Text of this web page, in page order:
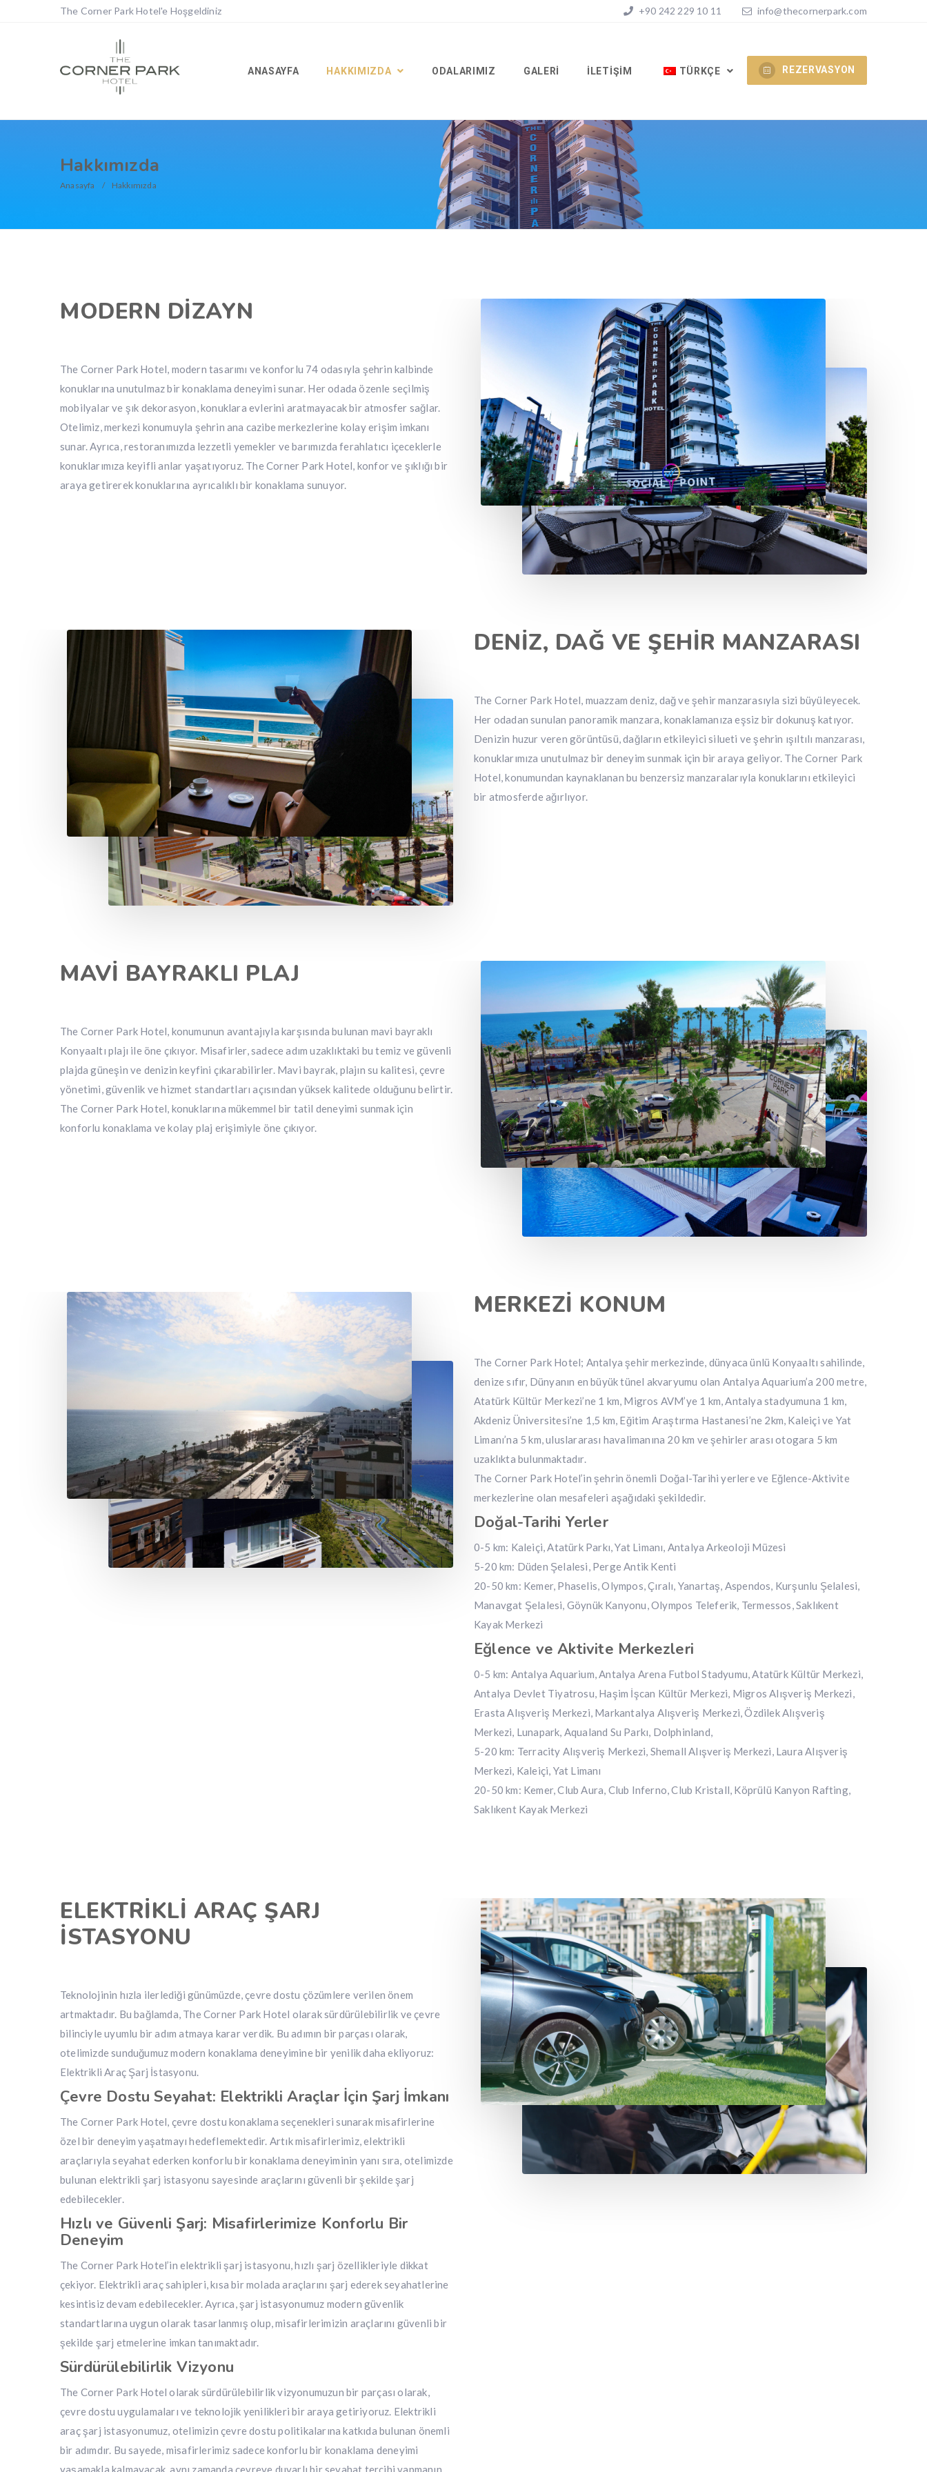
The Corner Park Hotel'e Hoşgeldiniz +90 242 229 10 11 info@thecornerpark.com
ANASAYFA HAKKIMIZDA ODALARIMIZ GALERI İLETIŞIM TÜRKÇE REZERVASYON
Hakkımızda
Anasayfa Hakkımızda
MODERN DİZAYN
The Corner Park Hotel, modern tasarımı ve konforlu 74 odasıyla şehrin kalbinde
konuklarına unutulmaz bir konaklama deneyimi sunar. Her odada özenle seçilmiş
mobilyalar ve şık dekorasyon, konuklara evlerini aratmayacak bir atmosfer sağlar.
Otelimiz, merkezi konumuyla şehrin ana cazibe merkezlerine kolay erişim imkanı
sunar. Ayrıca, restoranımızda lezzetli yemekler ve barımızda ferahlatıcı içeceklerle
konuklarımıza keyifli anlar yaşatıyoruz. The Corner Park Hotel, konfor ve şıklığı bir
araya getirerek konuklarına ayrıcalıklı bir konaklama sunuyor.
DENİZ, DAĞ VE ŞEHİR MANZARASI
The Corner Park Hotel, muazzam deniz, dağ ve şehir manzarasıyla sizi büyüleyecek.
Her odadan sunulan panoramik manzara, konaklamanıza eşsiz bir dokunuş katıyor.
Denizin huzur veren görüntüsü, dağların etkileyici silueti ve şehrin ışıltılı manzarası,
konuklarımıza unutulmaz bir deneyim sunmak için bir araya geliyor. The Corner Park
Hotel, konumundan kaynaklanan bu benzersiz manzaralarıyla konuklarını etkileyici
bir atmosferde ağırlıyor.
MAVİ BAYRAKLI PLAJ
The Corner Park Hotel, konumunun avantajıyla karşısında bulunan mavi bayraklı
Konyaaltı plajı ile öne çıkıyor. Misafirler, sadece adım uzaklıktaki bu temiz ve güvenli
plajda güneşin ve denizin keyfini çıkarabilirler. Mavi bayrak, plajın su kalitesi, çevre
yönetimi, güvenlik ve hizmet standartları açısından yüksek kalitede olduğunu belirtir.
The Corner Park Hotel, konuklarına mükemmel bir tatil deneyimi sunmak için
konforlu konaklama ve kolay plaj erişimiyle öne çıkıyor.
MERKEZİ KONUM
The Corner Park Hotel; Antalya şehir merkezinde, dünyaca ünlü Konyaaltı sahilinde,
denize sıfır, Dünyanın en büyük tünel akvaryumu olan Antalya Aquarium’a 200 metre,
Atatürk Kültür Merkezi’ne 1 km, Migros AVM’ye 1 km, Antalya stadyumuna 1 km,
Akdeniz Üniversitesi’ne 1,5 km, Eğitim Araştırma Hastanesi’ne 2km, Kaleiçi ve Yat
Limanı’na 5 km, uluslararası havalimanına 20 km ve şehirler arası otogara 5 km
uzaklıkta bulunmaktadır.
The Corner Park Hotel’in şehrin önemli Doğal-Tarihi yerlere ve Eğlence-Aktivite
merkezlerine olan mesafeleri aşağıdaki şekildedir.
Doğal-Tarihi Yerler
0-5 km: Kaleiçi, Atatürk Parkı, Yat Limanı, Antalya Arkeoloji Müzesi
5-20 km: Düden Şelalesi, Perge Antik Kenti
20-50 km: Kemer, Phaselis, Olympos, Çıralı, Yanartaş, Aspendos, Kurşunlu Şelalesi,
Manavgat Şelalesi, Göynük Kanyonu, Olympos Teleferik, Termessos, Saklıkent
Kayak Merkezi
Eğlence ve Aktivite Merkezleri
0-5 km: Antalya Aquarium, Antalya Arena Futbol Stadyumu, Atatürk Kültür Merkezi,
Antalya Devlet Tiyatrosu, Haşim İşcan Kültür Merkezi, Migros Alışveriş Merkezi,
Erasta Alışveriş Merkezi, Markantalya Alışveriş Merkezi, Özdilek Alışveriş
Merkezi, Lunapark, Aqualand Su Parkı, Dolphinland,
5-20 km: Terracity Alışveriş Merkezi, Shemall Alışveriş Merkezi, Laura Alışveriş
Merkezi, Kaleiçi, Yat Limanı
20-50 km: Kemer, Club Aura, Club Inferno, Club Kristall, Köprülü Kanyon Rafting,
Saklıkent Kayak Merkezi
ELEKTRİKLİ ARAÇ ŞARJ
İSTASYONU
Teknolojinin hızla ilerlediği günümüzde, çevre dostu çözümlere verilen önem
artmaktadır. Bu bağlamda, The Corner Park Hotel olarak sürdürülebilirlik ve çevre
bilinciyle uyumlu bir adım atmaya karar verdik. Bu adımın bir parçası olarak,
otelimizde sunduğumuz modern konaklama deneyimine bir yenilik daha ekliyoruz:
Elektrikli Araç Şarj İstasyonu.
Çevre Dostu Seyahat: Elektrikli Araçlar İçin Şarj İmkanı
The Corner Park Hotel, çevre dostu konaklama seçenekleri sunarak misafirlerine
özel bir deneyim yaşatmayı hedeflemektedir. Artık misafirlerimiz, elektrikli
araçlarıyla seyahat ederken konforlu bir konaklama deneyiminin yanı sıra, otelimizde
bulunan elektrikli şarj istasyonu sayesinde araçlarını güvenli bir şekilde şarj
edebilecekler.
Hızlı ve Güvenli Şarj: Misafirlerimize Konforlu Bir
Deneyim
The Corner Park Hotel’in elektrikli şarj istasyonu, hızlı şarj özellikleriyle dikkat
çekiyor. Elektrikli araç sahipleri, kısa bir molada araçlarını şarj ederek seyahatlerine
kesintisiz devam edebilecekler. Ayrıca, şarj istasyonumuz modern güvenlik
standartlarına uygun olarak tasarlanmış olup, misafirlerimizin araçlarını güvenli bir
şekilde şarj etmelerine imkan tanımaktadır.
Sürdürülebilirlik Vizyonu
The Corner Park Hotel olarak sürdürülebilirlik vizyonumuzun bir parçası olarak,
çevre dostu uygulamaları ve teknolojik yenilikleri bir araya getiriyoruz. Elektrikli
araç şarj istasyonumuz, otelimizin çevre dostu politikalarına katkıda bulunan önemli
bir adımdır. Bu sayede, misafirlerimiz sadece konforlu bir konaklama deneyimi
yaşamakla kalmayacak, aynı zamanda çevreye duyarlı bir seyahat tercihi yapmanın